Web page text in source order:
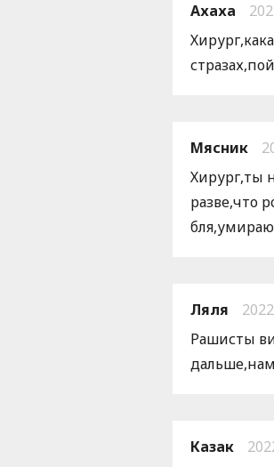
Ахаха
Мясник
Хирург,ты
разве,что
Ляля
Рашисты
Казак